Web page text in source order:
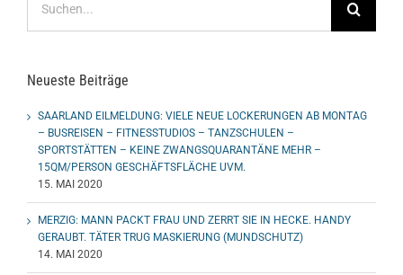
nach:
Neueste Beiträge
SAARLAND EILMELDUNG: VIELE NEUE LOCKERUNGEN AB MONTAG
– BUSREISEN – FITNESSTUDIOS – TANZSCHULEN –
SPORTSTÄTTEN – KEINE ZWANGSQUARANTÄNE MEHR –
15QM/PERSON GESCHÄFTSFLÄCHE UVM.
15. MAI 2020
MERZIG: MANN PACKT FRAU UND ZERRT SIE IN HECKE. HANDY
GERAUBT. TÄTER TRUG MASKIERUNG (MUNDSCHUTZ)
14. MAI 2020